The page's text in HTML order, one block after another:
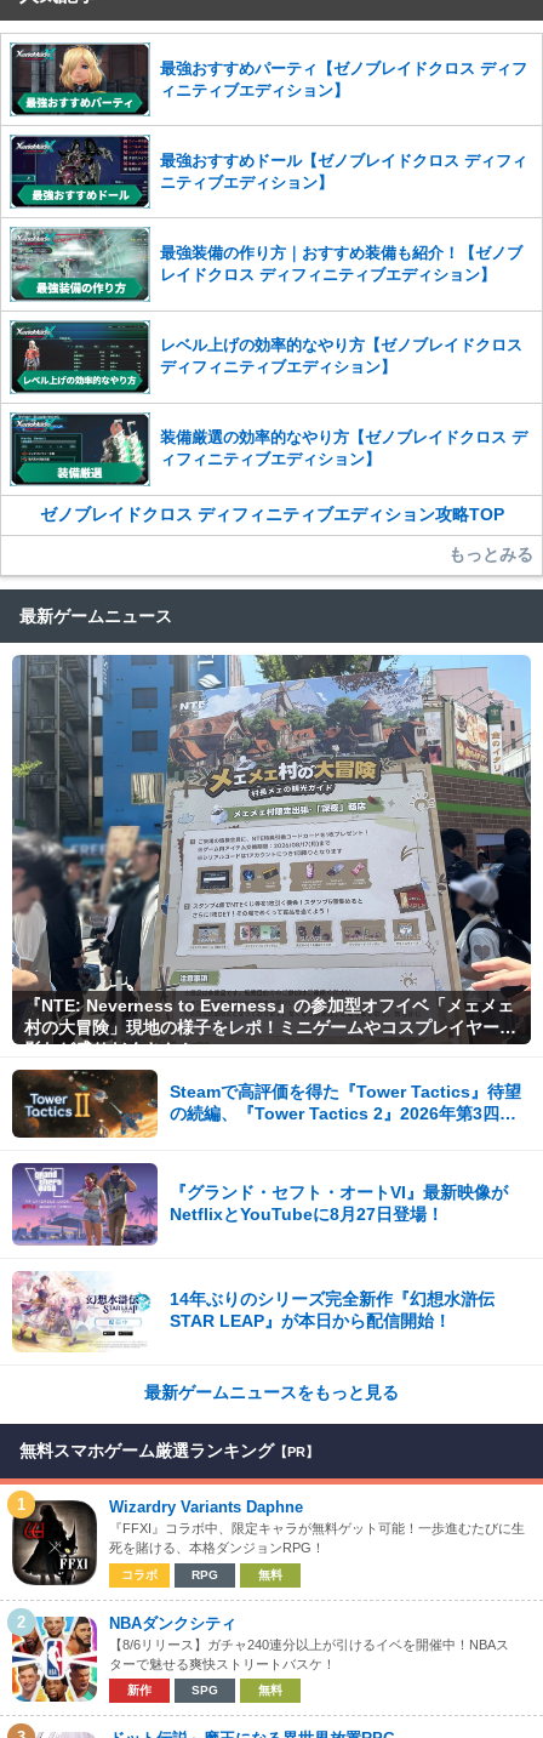
せていただきます。ご了承ください。
※一度削除したコメントは復元ができませんのでご注意くだ
さい。
また、過度な利用規約の違反や、弊社に損害の及ぶ内容の書き込みがあ
った場合は、法的措置をとらせていただく場合もございますので、あら
かじめご理解くださいませ。
最強おすすめパーティ【ゼノブレイドクロス ディフ
ィニティブエディション】
最強おすすめドール【ゼノブレイドクロス ディフィ
ニティブエディション】
最強装備の作り方｜おすすめ装備も紹介！【ゼノブ
レイドクロス ディフィニティブエディション】
レベル上げの効率的なやり方【ゼノブレイドクロス
ディフィニティブエディション】
装備厳選の効率的なやり方【ゼノブレイドクロス デ
ィフィニティブエディション】
ゼノブレイドクロス ディフィニティブエディション攻略TOP
もっとみる
最新ゲームニュース
『NTE: Neverness to Everness』の参加型オフイベ「メェメェ
村の大冒険」現地の様子をレポ！ミニゲームやコスプレイヤー撮
影など盛りだくさん！
Steamで高評価を得た『Tower Tactics』待望
の続編、『Tower Tactics 2』2026年第3四半
『グランド・セフト・オートVI』最新映像が
NetflixとYouTubeに8月27日登場！
14年ぶりのシリーズ完全新作『幻想水滸伝
STAR LEAP』が本日から配信開始！
最新ゲームニュースをもっと見る
無料スマホゲーム厳選ランキング 【PR】
1 Wizardry Variants Daphne
『FFXI』コラボ中、限定キャラが無料ゲット可能！一歩進むたびに生
死を賭ける、本格ダンジョンRPG！
コラボ RPG 無料
2 NBAダンクシティ
【8/6リリース】ガチャ240連分以上が引けるイベを開催中！NBAス
ターで魅せる爽快ストリートバスケ！
新作 SPG 無料